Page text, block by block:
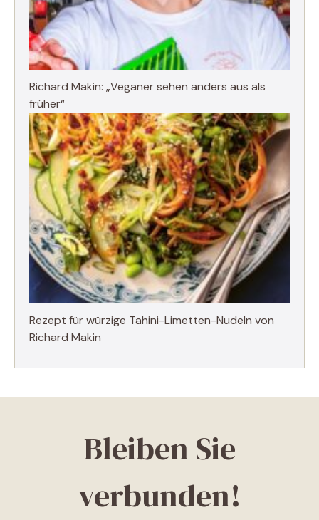
Richard Makin: „Veganer sehen anders aus als
früher“
Rezept für würzige Tahini-Limetten-Nudeln von
Richard Makin
Bleiben Sie
verbunden!